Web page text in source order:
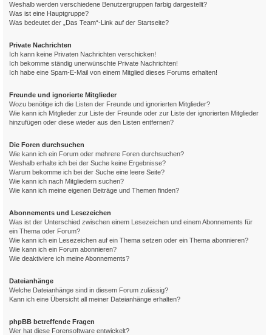
Weshalb werden verschiedene Benutzergruppen farbig dargestellt?
Was ist eine Hauptgruppe?
Was bedeutet der „Das Team“-Link auf der Startseite?
Private Nachrichten
Ich kann keine Privaten Nachrichten verschicken!
Ich bekomme ständig unerwünschte Private Nachrichten!
Ich habe eine Spam-E-Mail von einem Mitglied dieses Forums erhalten!
Freunde und ignorierte Mitglieder
Wozu benötige ich die Listen der Freunde und ignorierten Mitglieder?
Wie kann ich Mitglieder zur Liste der Freunde oder zur Liste der ignorierten Mitglieder
hinzufügen oder diese wieder aus den Listen entfernen?
Die Foren durchsuchen
Wie kann ich ein Forum oder mehrere Foren durchsuchen?
Weshalb erhalte ich bei der Suche keine Ergebnisse?
Warum bekomme ich bei der Suche eine leere Seite?
Wie kann ich nach Mitgliedern suchen?
Wie kann ich meine eigenen Beiträge und Themen finden?
Abonnements und Lesezeichen
Was ist der Unterschied zwischen einem Lesezeichen und einem Abonnements für
ein Thema oder Forum?
Wie kann ich ein Lesezeichen auf ein Thema setzen oder ein Thema abonnieren?
Wie kann ich ein Forum abonnieren?
Wie deaktiviere ich meine Abonnements?
Dateianhänge
Welche Dateianhänge sind in diesem Forum zulässig?
Kann ich eine Übersicht all meiner Dateianhänge erhalten?
phpBB betreffende Fragen
Wer hat diese Forensoftware entwickelt?